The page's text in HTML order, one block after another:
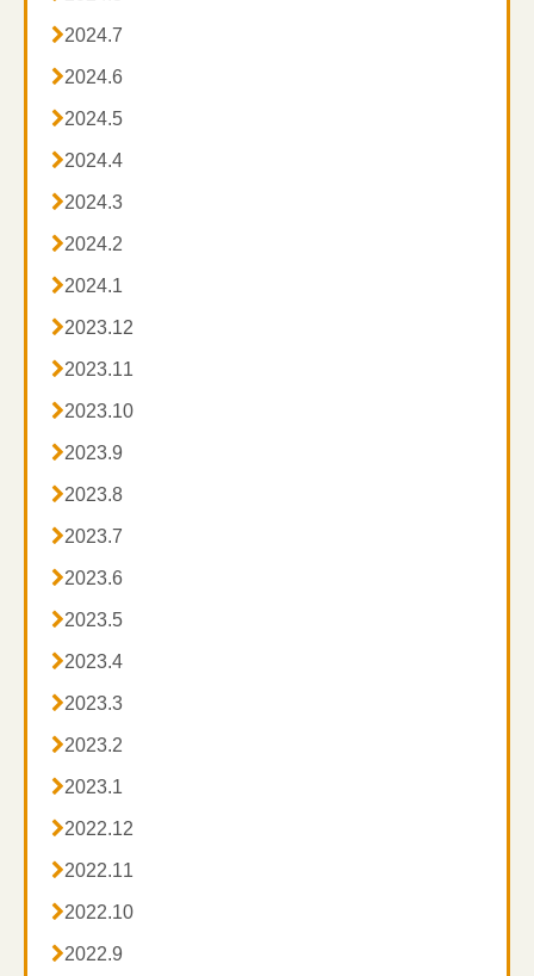
2024.7
2024.6
2024.5
2024.4
2024.3
2024.2
2024.1
2023.12
2023.11
2023.10
2023.9
2023.8
2023.7
2023.6
2023.5
2023.4
2023.3
2023.2
2023.1
2022.12
2022.11
2022.10
2022.9